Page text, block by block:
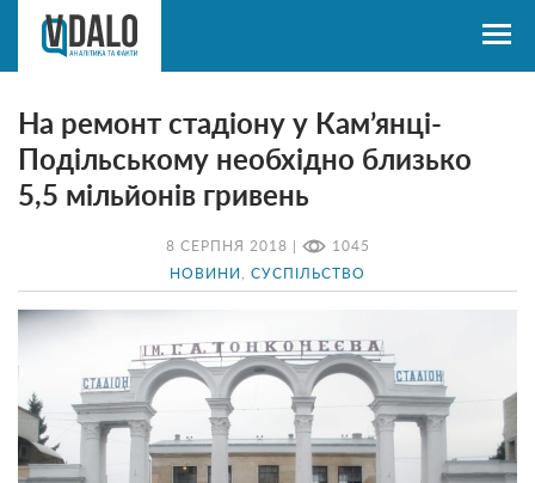
8 СЕРПНЯ 2018 | 1045
НОВИНИ СУСПІЛЬСТВО
На ремонт стадіону у Кам’янці-
Подільському необхідно близько
5,5 мільйонів гривень